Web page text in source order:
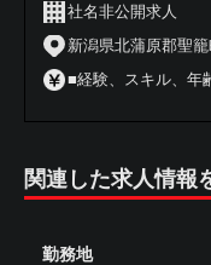
社名非公開求人
新潟県北蒲原郡聖
■経験、スキル、年
関連した求人情報
勤務地